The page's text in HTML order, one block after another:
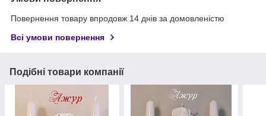
Повернення товару впродовж 14 днів за домовленістю
Всі умови повернення
Подібні товари компанії